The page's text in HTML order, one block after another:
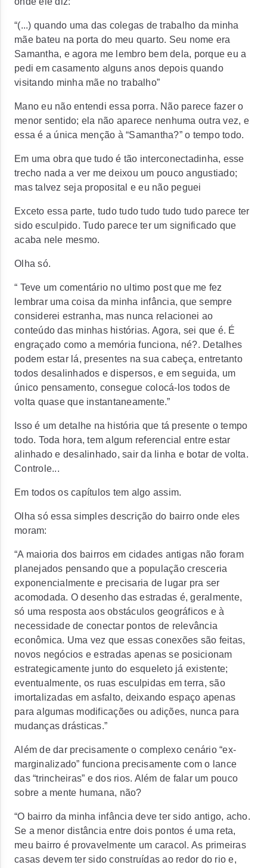
“(...) quando uma das colegas de trabalho da minha
mãe bateu na porta do meu quarto. Seu nome era
Samantha, e agora me lembro bem dela, porque eu a
pedi em casamento alguns anos depois quando
visitando minha mãe no trabalho”
Mano eu não entendi essa porra. Não parece fazer o
menor sentido; ela não aparece nenhuma outra vez, e
essa é a única menção à “Samantha?” o tempo todo.
Em uma obra que tudo é tão interconectadinha, esse
trecho nada a ver me deixou um pouco angustiado;
mas talvez seja proposital e eu não peguei
Exceto essa parte, tudo tudo tudo tudo tudo parece ter
sido esculpido. Tudo parece ter um significado que
acaba nele mesmo.
Olha só.
“ Teve um comentário no ultimo post que me fez
lembrar uma coisa da minha infância, que sempre
considerei estranha, mas nunca relacionei ao
conteúdo das minhas histórias. Agora, sei que é. É
engraçado como a memória funciona, né?. Detalhes
podem estar lá, presentes na sua cabeça, entretanto
todos desalinhados e dispersos, e em seguida, um
único pensamento, consegue colocá-los todos de
volta quase que instantaneamente.”
Isso é um detalhe na história que tá presente o tempo
todo. Toda hora, tem algum referencial entre estar
alinhado e desalinhado, sair da linha e botar de volta.
Controle...
Em todos os capítulos tem algo assim.
Olha só essa simples descrição do bairro onde eles
moram:
“A maioria dos bairros em cidades antigas não foram
planejados pensando que a população cresceria
exponencialmente e precisaria de lugar pra ser
acomodada. O desenho das estradas é, geralmente,
só uma resposta aos obstáculos geográficos e à
necessidade de conectar pontos de relevância
econômica. Uma vez que essas conexões são feitas,
novos negócios e estradas apenas se posicionam
estrategicamente junto do esqueleto já existente;
eventualmente, os ruas esculpidas em terra, são
imortalizadas em asfalto, deixando espaço apenas
para algumas modificações ou adições, nunca para
mudanças drásticas.”
Além de dar precisamente o complexo cenário “ex-
marginalizado” funciona precisamente com o lance
das “trincheiras” e dos rios. Além de falar um pouco
sobre a mente humana, não?
“O bairro da minha infância deve ter sido antigo, acho.
Se a menor distância entre dois pontos é uma reta,
meu bairro é provavelmente um caracol. As primeiras
casas devem ter sido construídas ao redor do rio e,